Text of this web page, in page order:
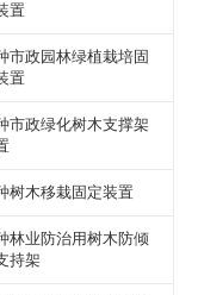
置
市政园林绿植栽培固
置
市政绿化树木支撑架
树木移栽固定装置
林业防治用树木防倾
持架